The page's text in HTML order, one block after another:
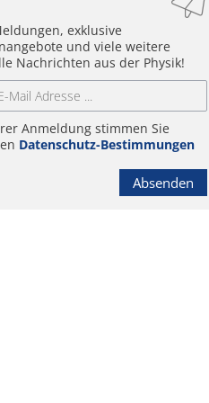
exklusive
und viele weitere
Nachrichten aus der Physik!
Anmeldung stimmen Sie
Datenschutz-Bestimmungen
Absenden